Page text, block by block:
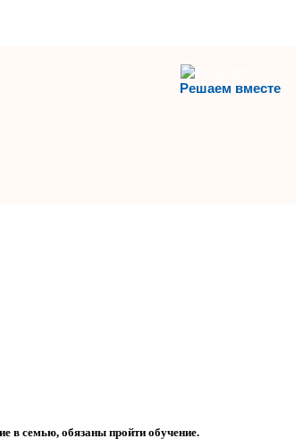
Решаем вместе
в семью, обязаны пройти обучение.